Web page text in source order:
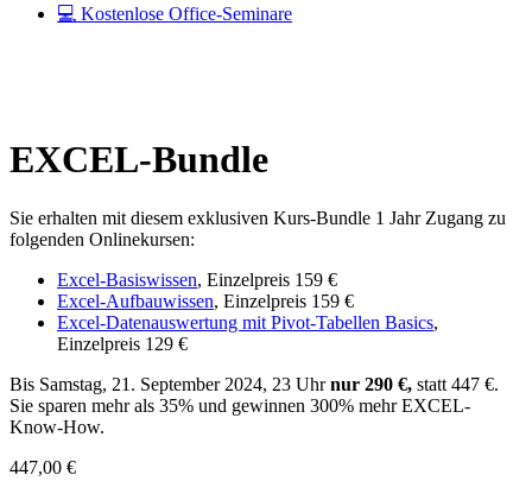
💻 Kostenlose Office-Seminare
EXCEL-Bundle
Sie erhalten mit diesem exklusiven Kurs-Bundle 1 Jahr Zugang zu
folgenden Onlinekursen:
Excel-Basiswissen, Einzelpreis 159 €
Excel-Aufbauwissen, Einzelpreis 159 €
Excel-Datenauswertung mit Pivot-Tabellen Basics,
Einzelpreis 129 €
Bis Samstag, 21. September 2024, 23 Uhrnur 290 €, statt 447 €.
Sie sparen mehr als 35% und gewinnen 300% mehr EXCEL-
Know-How.
447,00 €